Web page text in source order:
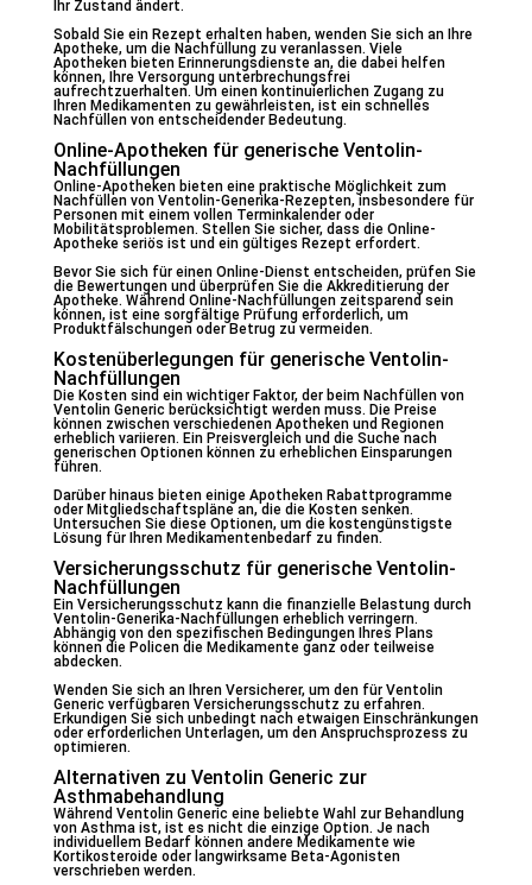
Ihr Zustand ändert.
Sobald Sie ein Rezept erhalten haben, wenden Sie sich an Ihre
Apotheke, um die Nachfüllung zu veranlassen. Viele
Apotheken bieten Erinnerungsdienste an, die dabei helfen
können, Ihre Versorgung unterbrechungsfrei
aufrechtzuerhalten. Um einen kontinuierlichen Zugang zu
Ihren Medikamenten zu gewährleisten, ist ein schnelles
Nachfüllen von entscheidender Bedeutung.
Online-Apotheken für generische Ventolin-
Nachfüllungen
Online-Apotheken bieten eine praktische Möglichkeit zum
Nachfüllen von Ventolin-Generika-Rezepten, insbesondere für
Personen mit einem vollen Terminkalender oder
Mobilitätsproblemen. Stellen Sie sicher, dass die Online-
Apotheke seriös ist und ein gültiges Rezept erfordert.
Bevor Sie sich für einen Online-Dienst entscheiden, prüfen Sie
die Bewertungen und überprüfen Sie die Akkreditierung der
Apotheke. Während Online-Nachfüllungen zeitsparend sein
können, ist eine sorgfältige Prüfung erforderlich, um
Produktfälschungen oder Betrug zu vermeiden.
Kostenüberlegungen für generische Ventolin-
Nachfüllungen
Die Kosten sind ein wichtiger Faktor, der beim Nachfüllen von
Ventolin Generic berücksichtigt werden muss. Die Preise
können zwischen verschiedenen Apotheken und Regionen
erheblich variieren. Ein Preisvergleich und die Suche nach
generischen Optionen können zu erheblichen Einsparungen
führen.
Darüber hinaus bieten einige Apotheken Rabattprogramme
oder Mitgliedschaftspläne an, die die Kosten senken.
Untersuchen Sie diese Optionen, um die kostengünstigste
Lösung für Ihren Medikamentenbedarf zu finden.
Versicherungsschutz für generische Ventolin-
Nachfüllungen
Ein Versicherungsschutz kann die finanzielle Belastung durch
Ventolin-Generika-Nachfüllungen erheblich verringern.
Abhängig von den spezifischen Bedingungen Ihres Plans
können die Policen die Medikamente ganz oder teilweise
abdecken.
Wenden Sie sich an Ihren Versicherer, um den für Ventolin
Generic verfügbaren Versicherungsschutz zu erfahren.
Erkundigen Sie sich unbedingt nach etwaigen Einschränkungen
oder erforderlichen Unterlagen, um den Anspruchsprozess zu
optimieren.
Alternativen zu Ventolin Generic zur
Asthmabehandlung
Während Ventolin Generic eine beliebte Wahl zur Behandlung
von Asthma ist, ist es nicht die einzige Option. Je nach
individuellem Bedarf können andere Medikamente wie
Kortikosteroide oder langwirksame Beta-Agonisten
verschrieben werden.